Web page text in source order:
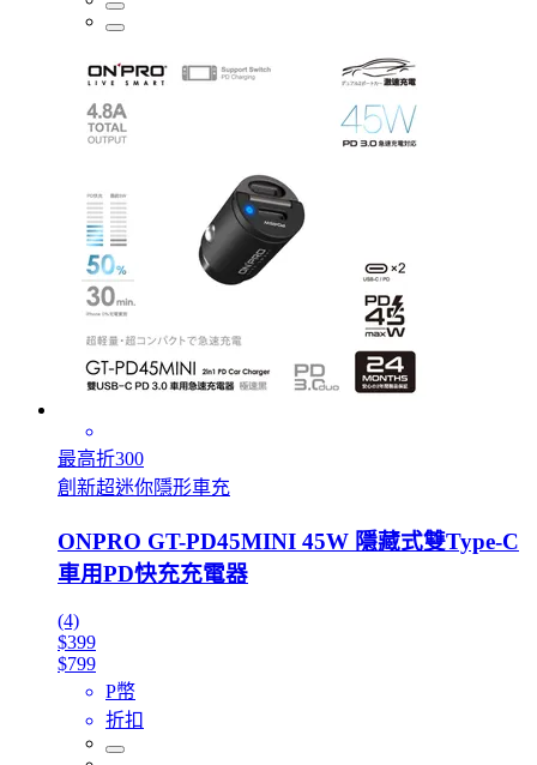
最高折300
創新超迷你隱形車充
ONPRO GT-PD45MINI 45W 隱藏式雙Type-C
車用PD快充充電器
(4)
$399
$799
P幣
折扣